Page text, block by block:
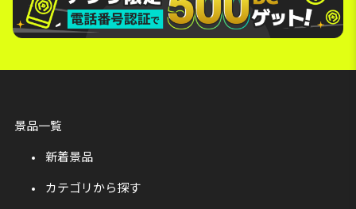
景品一覧
新着景品
カテゴリから探す